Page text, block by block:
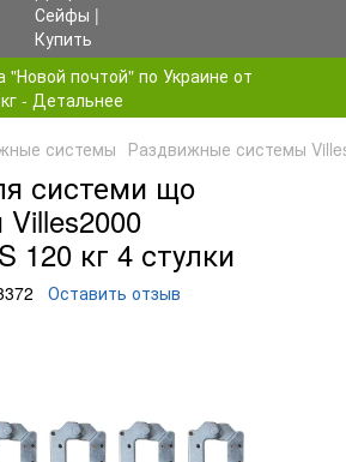
"Новой почтой" по Украине от
- Детальнее
системы Раздвижные системы
системи що
Villes2000
120 кг 4 стулки
Оставить отзыв